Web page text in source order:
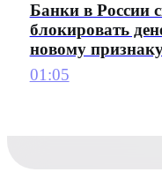
Банки в России
блокировать
новому
01:05